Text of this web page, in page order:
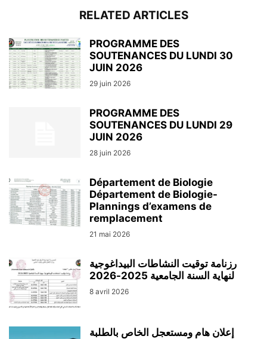
RELATED ARTICLES
PROGRAMME DES
SOUTENANCES DU LUNDI 30
JUIN 2026
29 juin 2026
PROGRAMME DES
SOUTENANCES DU LUNDI 29
JUIN 2026
28 juin 2026
Département de Biologie
Département de Biologie-
Plannings d’examens de
remplacement
21 mai 2026
رزنامة توقيت النشاطات البيداغوجية
لنهاية السنة الجامعية 2025-2026
8 avril 2026
إعلان هام ومستعجل الخاص بالطلبة